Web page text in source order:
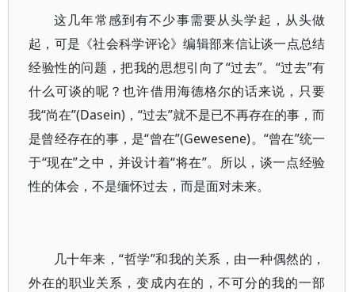
这几年常感到有不少事需要从头学起，从头做
起，可是《社会科学评论》编辑部来信让谈一点总结
经验性的问题，把我的思想引向了“过去”。“过去”有
什么可谈的呢？也许借用海德格尔的话来说，只要
我“尚在”(Dasein)，“过去”就不是已不再存在的事，而
是曾经存在的事，是“曾在”(Gewesene)。“曾在”统一
于“现在”之中，并设计着“将在”。所以，谈一点经验
性的体会，不是缅怀过去，而是面对未来。
几十年来，“哲学”和我的关系，由一种偶然的，
外在的职业关系，变成内在的，不可分的我的一部